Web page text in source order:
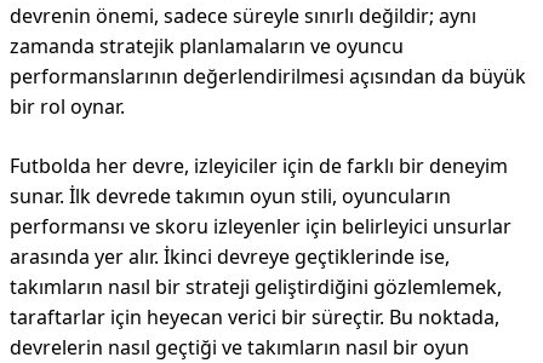
devrenin önemi, sadece süreyle sınırlı değildir; aynı
zamanda stratejik planlamaların ve oyuncu
performanslarının değerlendirilmesi açısından da büyük
bir rol oynar.
Futbolda her devre, izleyiciler için de farklı bir deneyim
sunar. İlk devrede takımın oyun stili, oyuncuların
performansı ve skoru izleyenler için belirleyici unsurlar
arasında yer alır. İkinci devreye geçtiklerinde ise,
takımların nasıl bir strateji geliştirdiğini gözlemlemek,
taraftarlar için heyecan verici bir süreçtir. Bu noktada,
devrelerin nasıl geçtiği ve takımların nasıl bir oyun